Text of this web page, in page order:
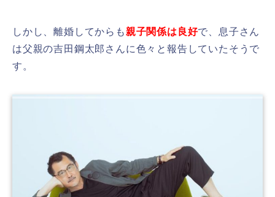
しかし、離婚してからも親子関係は良好で、息子さん
は父親の吉田鋼太郎さんに色々と報告していたそうで
す。